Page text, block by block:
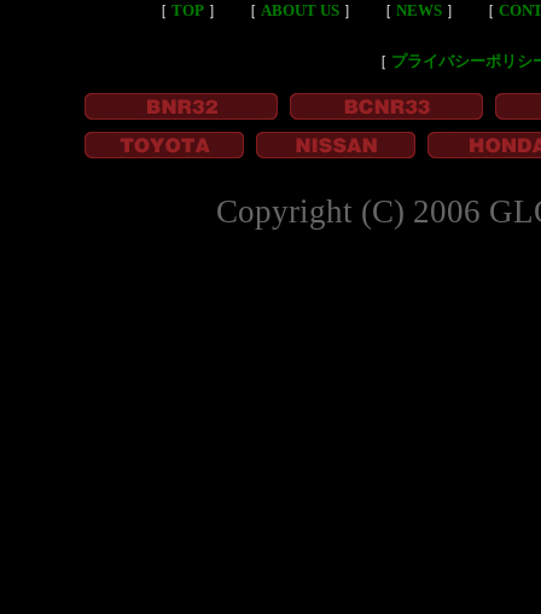
［ TOP］ ［ ABOUT US］ ［ NEWS］ ［
［ プライバシーポリシ
Copyright (C) 2006